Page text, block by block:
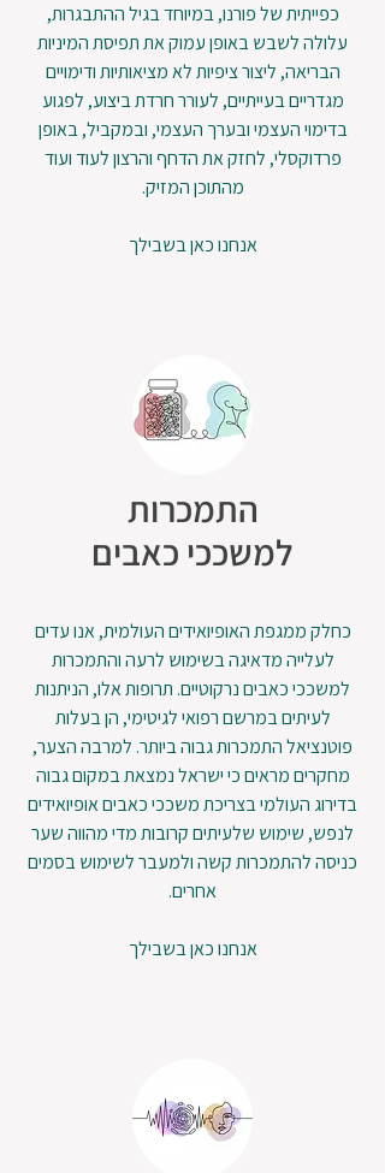
כפייתית של פורנו, במיוחד בגיל ההתבגרות,
עלולה לשבש באופן עמוק את תפיסת המיניות
הבריאה, ליצור ציפיות לא מציאותיות ודימויים
מגדריים בעייתיים, לעורר חרדת ביצוע, לפגוע
בדימוי העצמי ובערך העצמי, ובמקביל, באופן
פרדוקסלי, לחזק את הדחף והרצון לעוד ועוד
מהתוכן המזיק.
אנחנו כאן בשבילך
התמכרות
למשככי כאבים
כחלק ממגפת האופיואידים העולמית, אנו עדים
לעלייה מדאיגה בשימוש לרעה והתמכרות
למשככי כאבים נרקוטיים. תרופות אלו, הניתנות
לעיתים במרשם רפואי לגיטימי, הן בעלות
פוטנציאל התמכרות גבוה ביותר. למרבה הצער,
מחקרים מראים כי ישראל נמצאת במקום גבוה
בדירוג העולמי בצריכת משככי כאבים אופיואידים
לנפש, שימוש שלעיתים קרובות מדי מהווה שער
כניסה להתמכרות קשה ולמעבר לשימוש בסמים
אחרים.
אנחנו כאן בשבילך